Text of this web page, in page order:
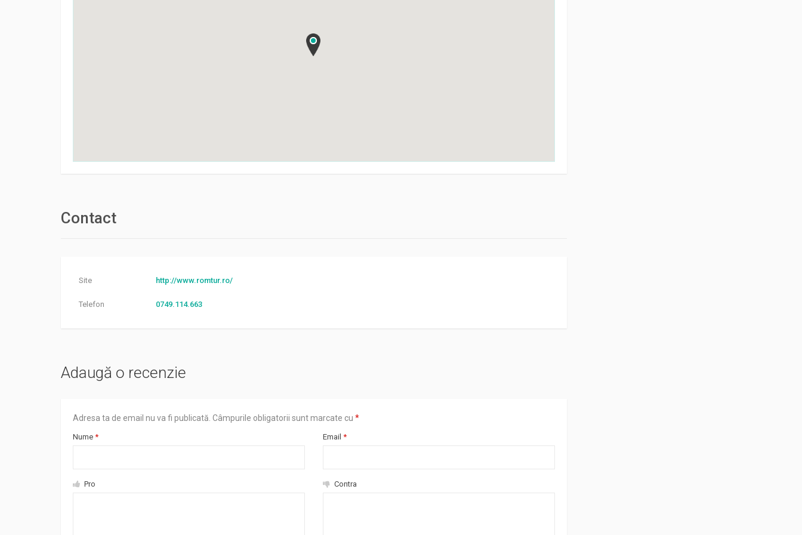
Contact
Site http://www.romtur.ro/
Telefon 0749.114.663
Adaugă o recenzie
Adresa ta de email nu va fi publicată. Câmpurile obligatorii sunt marcate cu *
Nume * Email *
Pro Contra